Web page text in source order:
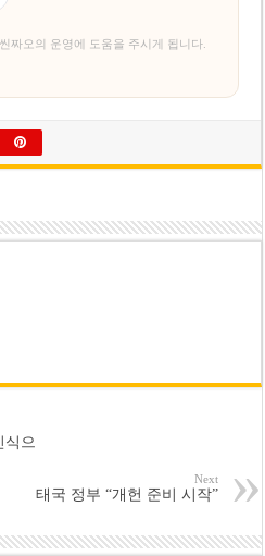
짜오의 운영에 도움을 주시게 됩니다.
식으
Next
태국 정부 “개헌 준비 시작”